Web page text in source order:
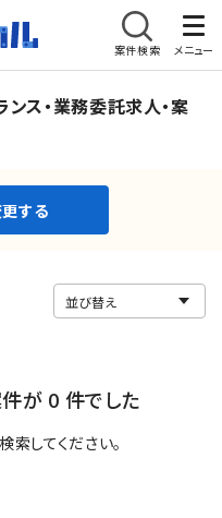
案件検索 メニュー
する
ス・業務委託求人・案
する
が 0 件でした
してください。